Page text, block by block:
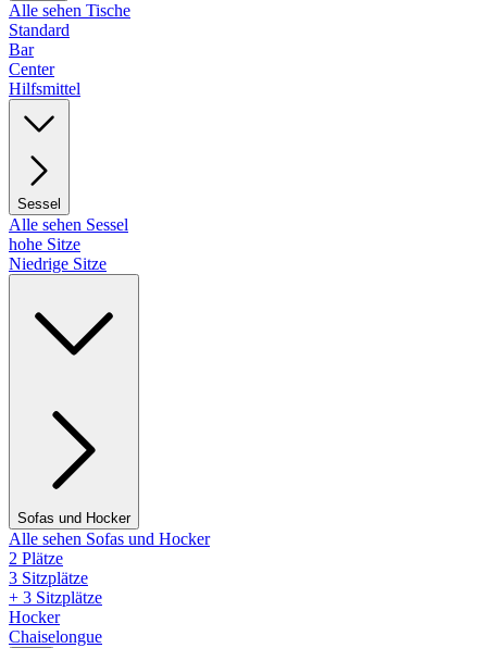
Alle sehen Tische
Standard
Bar
Center
Hilfsmittel
Sessel
Alle sehen Sessel
hohe Sitze
Niedrige Sitze
Sofas und Hocker
Alle sehen Sofas und Hocker
2 Plätze
3 Sitzplätze
+ 3 Sitzplätze
Hocker
Chaiselongue